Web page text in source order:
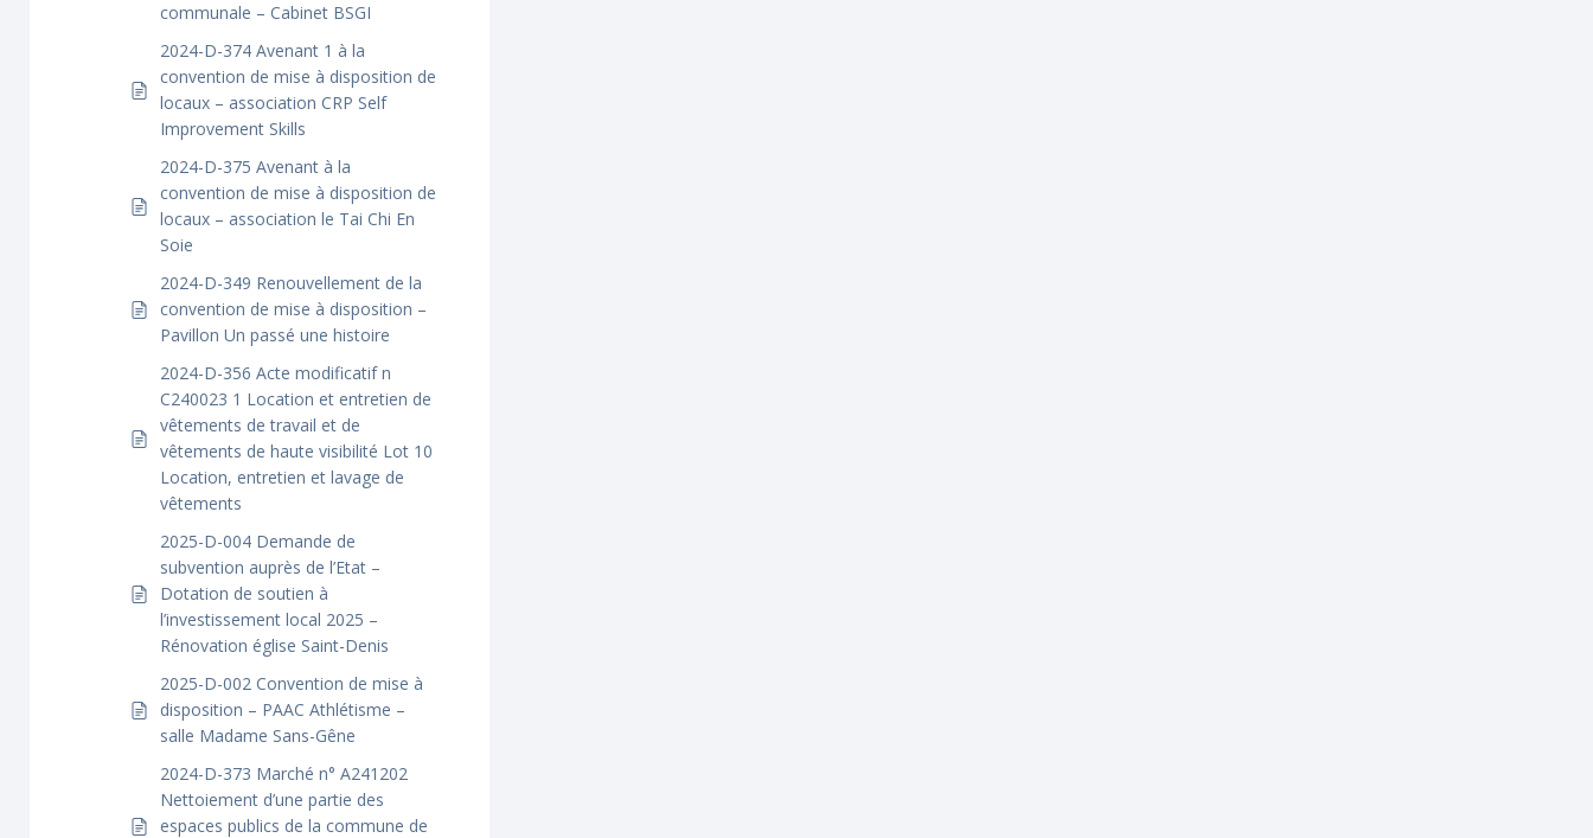
communale – Cabinet BSGI
2024-D-374 Avenant 1 à la
convention de mise à disposition de
locaux – association CRP Self
Improvement Skills
2024-D-375 Avenant à la
convention de mise à disposition de
locaux – association le Tai Chi En
Soie
2024-D-349 Renouvellement de la
convention de mise à disposition –
Pavillon Un passé une histoire
2024-D-356 Acte modificatif n
C240023 1 Location et entretien de
vêtements de travail et de
vêtements de haute visibilité Lot 10
Location, entretien et lavage de
vêtements
2025-D-004 Demande de
subvention auprès de l’Etat –
Dotation de soutien à
l’investissement local 2025 –
Rénovation église Saint-Denis
2025-D-002 Convention de mise à
disposition – PAAC Athlétisme –
salle Madame Sans-Gêne
2024-D-373 Marché n° A241202
Nettoiement d’une partie des
espaces publics de la commune de